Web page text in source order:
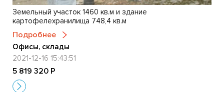
Земельный участок 1460 кв.м и здание
картофелехранилища 748,4 кв.м
Подробнее
Офисы, склады
2021-12-16 15:43:51
5 819 320 Р